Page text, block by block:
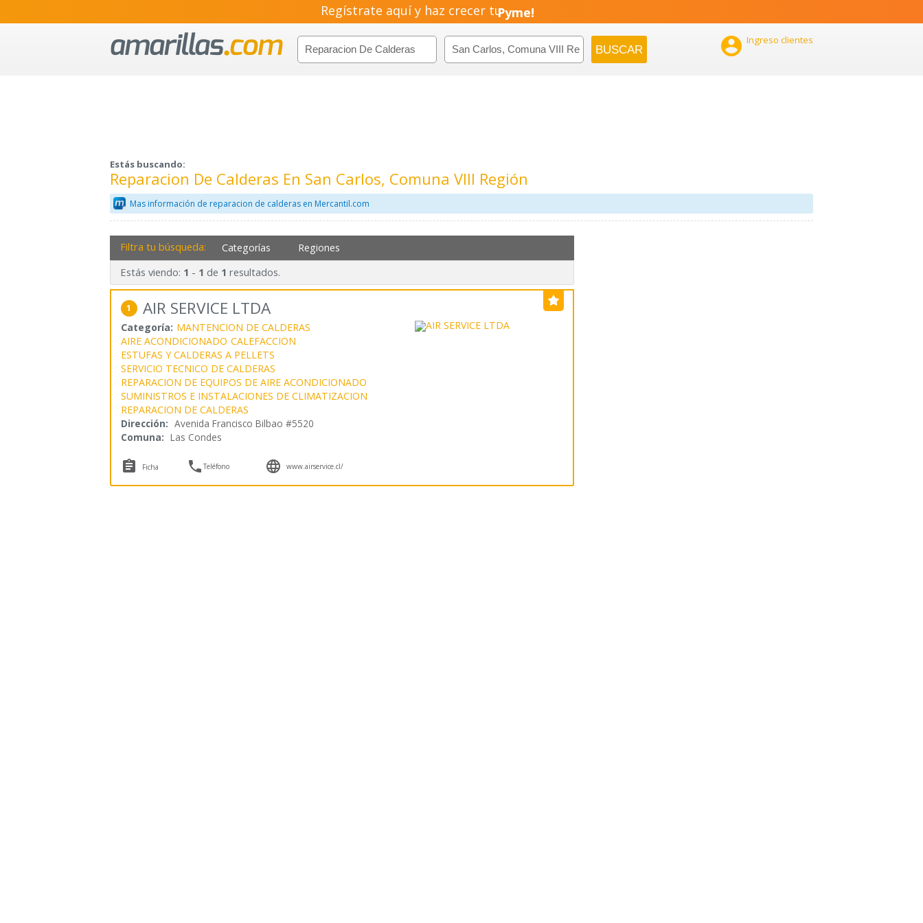
Regístrate aquí y haz crecer tuEmprendimiento!
 Ingreso clientes
Estás buscando:
Reparacion De Calderas En San Carlos, Comuna VIII Región
Mas información de reparacion de calderas en Mercantil.com
Filtra tu búsqueda: Categorías Regiones
Estás viendo: 1 - 1 de 1 resultados.
1 AIR SERVICE LTDA
Categoría: MANTENCION DE CALDERAS
AIRE ACONDICIONADO CALEFACCION
ESTUFAS Y CALDERAS A PELLETS
SERVICIO TECNICO DE CALDERAS
REPARACION DE EQUIPOS DE AIRE ACONDICIONADO
SUMINISTROS E INSTALACIONES DE CLIMATIZACION
REPARACION DE CALDERAS
Dirección: Avenida Francisco Bilbao #5520
Comuna: Las Condes
 Ficha Teléfono  www.airservice.cl/